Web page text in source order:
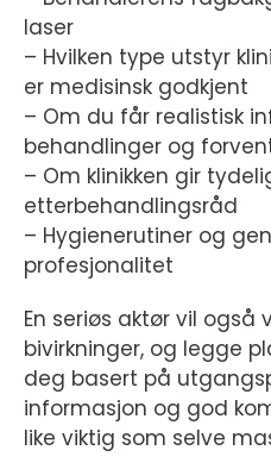
laser
– Hvilken type utstyr
er medisinsk godkjent
– Om du får realistisk
behandlinger og
– Om klinikken gir
etterbehandlingsråd
– Hygienerutiner og
profesjonalitet
En seriøs aktør vil
bivirkninger, og legge
deg basert på
informasjon og god
like viktig som selve